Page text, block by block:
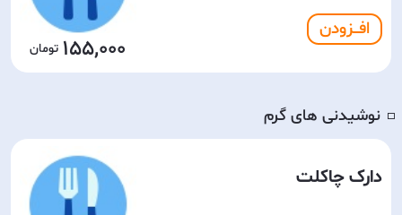
افـــزودن
155,000
◽️ نوشیدنی های گرم
دارک چاکلت